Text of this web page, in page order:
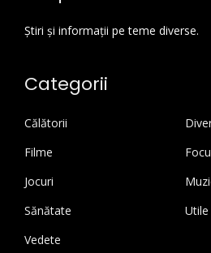
Știri și informații pe teme diverse.
Categorii
Călătorii
Filme
Jocuri
Sănătate
Utile
Vedete